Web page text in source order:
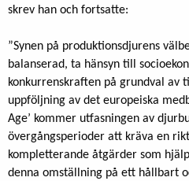
skrev han och fortsatte:
”Synen på produktionsdjurens
balanserad, ta hänsyn till
konkurrenskraften på grundval av
uppföljning av det europeiska
Age’ kommer utfasningen av
övergångsperioder att kräva en
kompletterande åtgärder som
denna omställning på ett hållbart